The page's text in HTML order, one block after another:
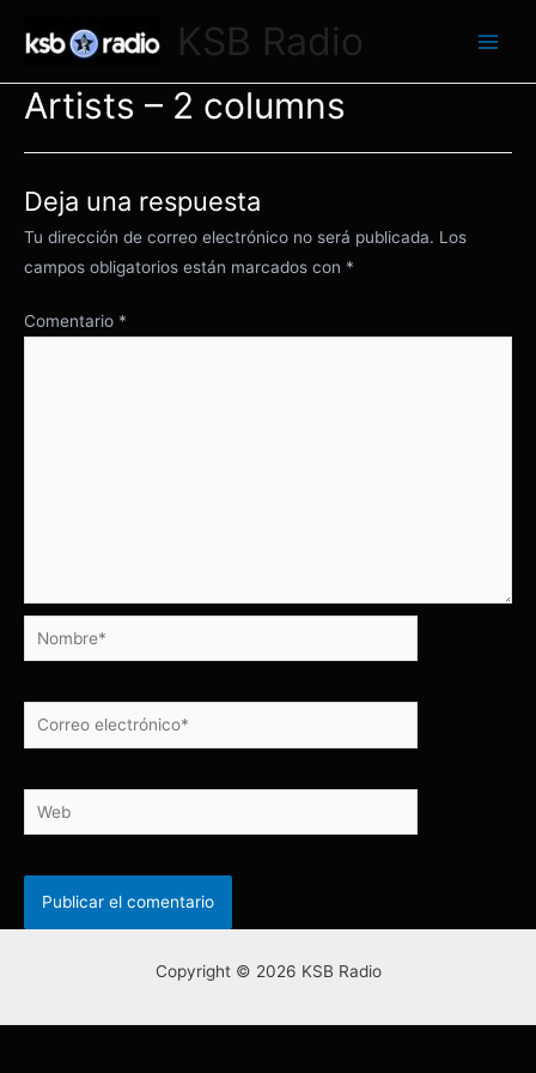
KSB Radio
Artists – 2 columns
Deja una respuesta
Tu dirección de correo electrónico no será publicada. Los
campos obligatorios están marcados con *
Comentario *
Nombre*
Correo
electrónico*
Web
Copyright © 2026 KSB Radio